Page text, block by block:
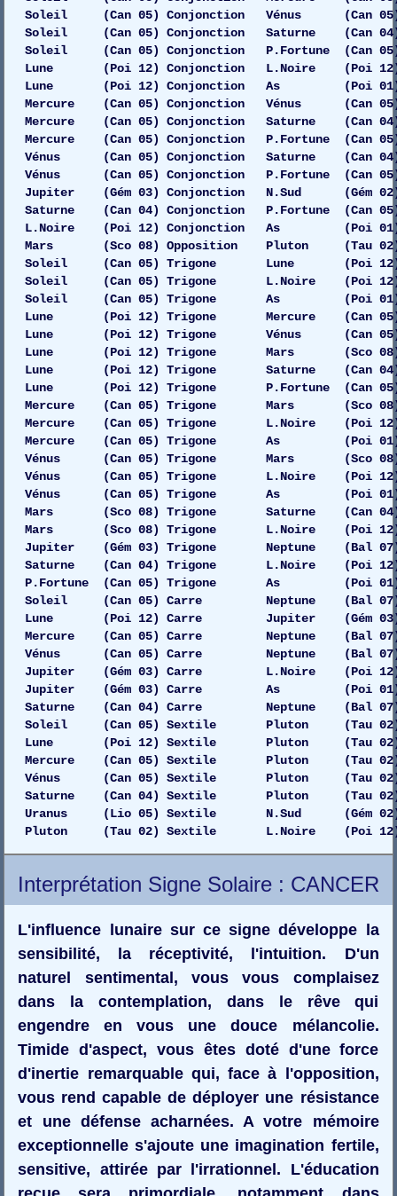
Soleil (Can 05) Conjonction Vénus (Can
Soleil (Can 05) Conjonction Saturne (Can
Soleil (Can 05) Conjonction P.Fortune (Can 05)
Lune (Poi 12) Conjonction L.Noire (Poi
Lune (Poi 12) Conjonction As (Poi 01)
Mercure (Can 05) Conjonction Vénus (Can
Mercure (Can 05) Conjonction Saturne (Can
Mercure (Can 05) Conjonction P.Fortune (Can
Vénus (Can 05) Conjonction Saturne (Can
Vénus (Can 05) Conjonction P.Fortune (Can 05)
Jupiter (Gém 03) Conjonction N.Sud (Gém
Saturne (Can 04) Conjonction P.Fortune (Can
L.Noire (Poi 12) Conjonction As (Poi 01)
Mars (Sco 08) Opposition Pluton (Tau 02)
Soleil (Can 05) Trigone Lune (Poi 12)
Soleil (Can 05) Trigone L.Noire (Poi
Soleil (Can 05) Trigone As (Poi 01)
Lune (Poi 12) Trigone Mercure (Can 05)
Lune (Poi 12) Trigone Vénus (Can 05)
Lune (Poi 12) Trigone Mars (Sco 08)
Lune (Poi 12) Trigone Saturne (Can 04)
Lune (Poi 12) Trigone P.Fortune (Can 05)
Mercure (Can 05) Trigone Mars (Sco 08)
Mercure (Can 05) Trigone L.Noire (Poi
Mercure (Can 05) Trigone As (Poi
Vénus (Can 05) Trigone Mars (Sco 08)
Vénus (Can 05) Trigone L.Noire (Poi
Vénus (Can 05) Trigone As (Poi 01)
Mars (Sco 08) Trigone Saturne (Can 04)
Mars (Sco 08) Trigone L.Noire (Poi 12)
Jupiter (Gém 03) Trigone Neptune (Bal 07)
Saturne (Can 04) Trigone L.Noire (Poi
P.Fortune (Can 05) Trigone As (Poi
Soleil (Can 05) Carre Neptune (Bal 07)
Lune (Poi 12) Carre Jupiter (Gém 03)
Mercure (Can 05) Carre Neptune (Bal 07)
Vénus (Can 05) Carre Neptune (Bal 07)
Jupiter (Gém 03) Carre L.Noire (Poi
Jupiter (Gém 03) Carre As (Poi 01)
Saturne (Can 04) Carre Neptune (Bal 07)
Soleil (Can 05) Sextile Pluton (Tau
Lune (Poi 12) Sextile Pluton (Tau 02)
Mercure (Can 05) Sextile Pluton (Tau
Vénus (Can 05) Sextile Pluton (Tau
Saturne (Can 04) Sextile Pluton (Tau 02)
Uranus (Lio 05) Sextile N.Sud (Gém 02)
Pluton (Tau 02) Sextile L.Noire (Poi
Interprétation Signe Solaire : CANCER
L'influence lunaire sur ce signe développe la
sensibilité, la réceptivité, l'intuition. D'un
naturel sentimental, vous vous complaisez
dans la contemplation, dans le rêve qui
engendre en vous une douce mélancolie.
Timide d'aspect, vous êtes doté d'une force
d'inertie remarquable qui, face à l'opposition,
vous rend capable de déployer une résistance
et une défense acharnées. A votre mémoire
exceptionnelle s'ajoute une imagination fertile,
sensitive, attirée par l'irrationnel. L'éducation